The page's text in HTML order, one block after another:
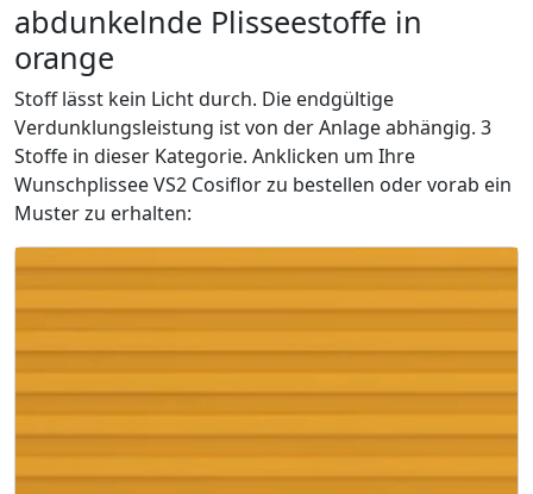
abdunkelnde Plisseestoffe in
orange
Stoff lässt kein Licht durch. Die endgültige
Verdunklungsleistung ist von der Anlage abhängig. 3
Stoffe in dieser Kategorie. Anklicken um Ihre
Wunschplissee VS2 Cosiflor zu bestellen oder vorab ein
Muster zu erhalten: